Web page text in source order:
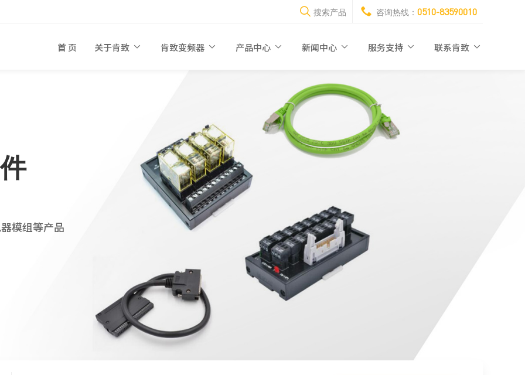
搜索产品 咨询热线： 0510-83590010
首 页 关于肯致 肯致变频器 产品中心 新闻中心 服务支持 联系肯致
模组等产品